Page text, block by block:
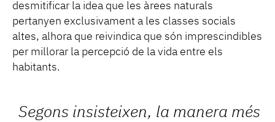
desmitificar la idea que les àrees naturals
pertanyen exclusivament a les classes socials
altes, alhora que reivindica que són imprescindibles
per millorar la percepció de la vida entre els
habitants.
Segons insisteixen, la manera més